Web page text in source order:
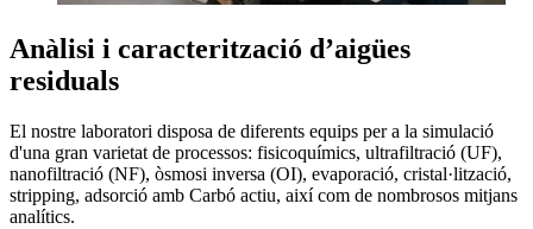
Anàlisi i caracterització d’aigües
residuals
El nostre laboratori disposa de diferents equips per a la simulació
d'una gran varietat de processos: fisicoquímics, ultrafiltració (UF),
nanofiltració (NF), òsmosi inversa (OI), evaporació, cristal·lització,
stripping, adsorció amb Carbó actiu, així com de nombrosos mitjans
analítics.